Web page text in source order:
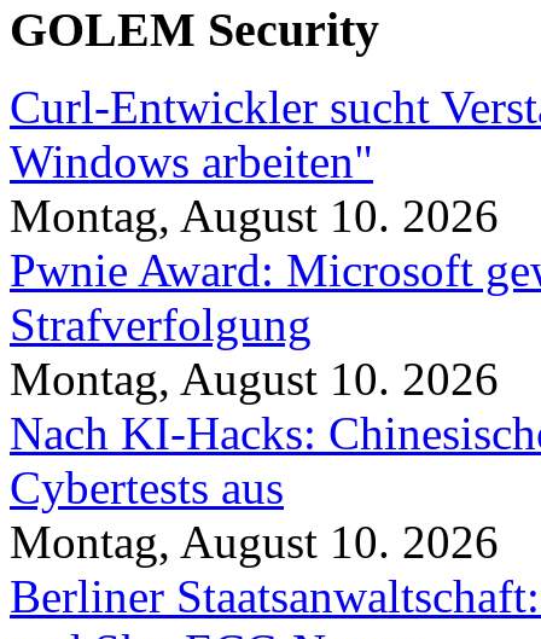
GOLEM Security
Curl-Entwickler sucht
Windows arbeiten"
Montag, August 10. 2026
Pwnie Award: Microsoft
Strafverfolgung
Montag, August 10. 2026
Nach KI-Hacks:
Cybertests aus
Montag, August 10. 2026
Berliner